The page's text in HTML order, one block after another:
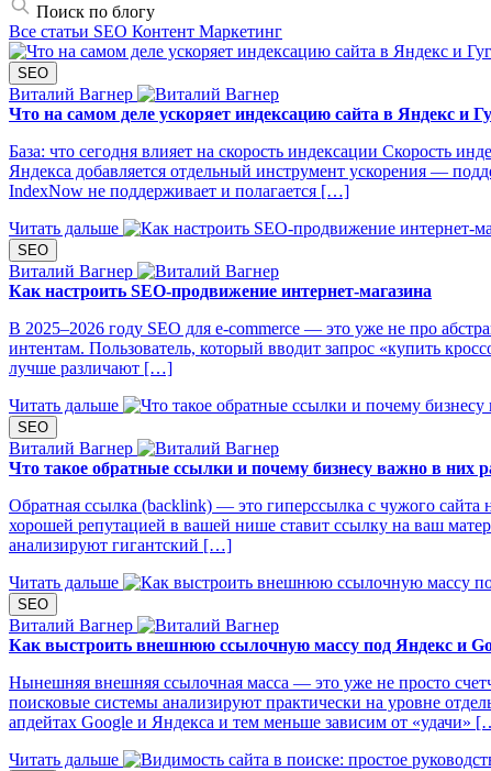
Поиск по блогу
Все статьи SEO Контент Маркетинг
SEO
Виталий Вагнер
Что на самом деле ускоряет индексацию сайта в Яндекс и
База: что сегодня влияет на скорость индексации Скорость
Яндекса добавляется отдельный инструмент ускорения —
IndexNow не поддерживает и полагается […]
Читать дальше
SEO
Виталий Вагнер
Как настроить SEO-продвижение интернет-магазина
В 2025–2026 году SEO для e‑commerce — это уже не про
интентам. Пользователь, который вводит запрос «купить
лучше различают […]
Читать дальше
SEO
Виталий Вагнер
Что такое обратные ссылки и почему бизнесу важно в них
Обратная ссылка (backlink) — это гиперссылка с чужого сайта
хорошей репутацией в вашей нише ставит ссылку на ваш
анализируют гигантский […]
Читать дальше
SEO
Виталий Вагнер
Как выстроить внешнюю ссылочную массу под Яндекс и
Нынешняя внешняя ссылочная масса — это уже не просто
поисковые системы анализируют практически на уровне
апдейтах Google и Яндекса и тем меньше зависим от «удачи»
Читать дальше